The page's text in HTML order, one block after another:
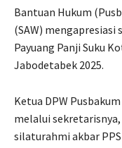
Bantuan Hukum
(SAW)
Payuang Panji Suku
Jabodetabek 2025.
Ketua DPW
melalui
silaturahmi akbar